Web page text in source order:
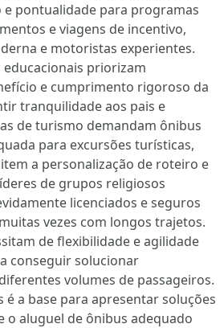
e pontualidade para programas
e viagens de incentivo,
e motoristas experientes.
educacionais priorizam
e cumprimento rigoroso da
tranquilidade aos pais e
de turismo demandam ônibus
para excursões turísticas,
a personalização de roteiro e
de grupos religiosos
licenciados e seguros
vezes com longos trajetos.
de flexibilidade e agilidade
conseguir solucionar
volumes de passageiros.
é a base para apresentar soluções
o aluguel de ônibus adequado